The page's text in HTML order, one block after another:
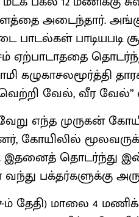
அடைந்தார். அங்கு
பாடல்கள் பாடியபடி
ஏற்பாடாததை
கழுகாசலமூர்த்தி
வேல், வீர
எந்த முருகன்
கோயிலில்
இதனைத் தொடர்ந்து
பக்தர்களுக்கு
தேதி) மாலை 4